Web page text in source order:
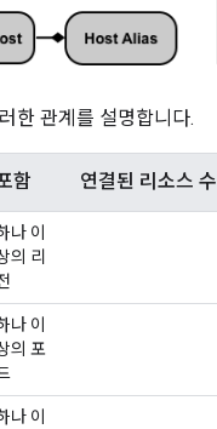
한 관계를 설명합니다.
함 연결된 리소스 수
나 이
의 리
나 이
의 포
나 이